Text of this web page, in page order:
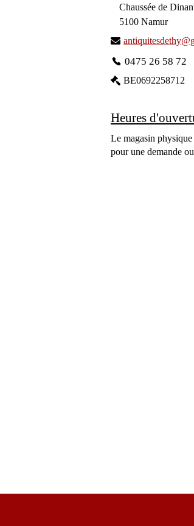
Chaussée de
5100 Namur
0475 26 58 72
BE0692258712
Heures
Le magasin
pour une demande